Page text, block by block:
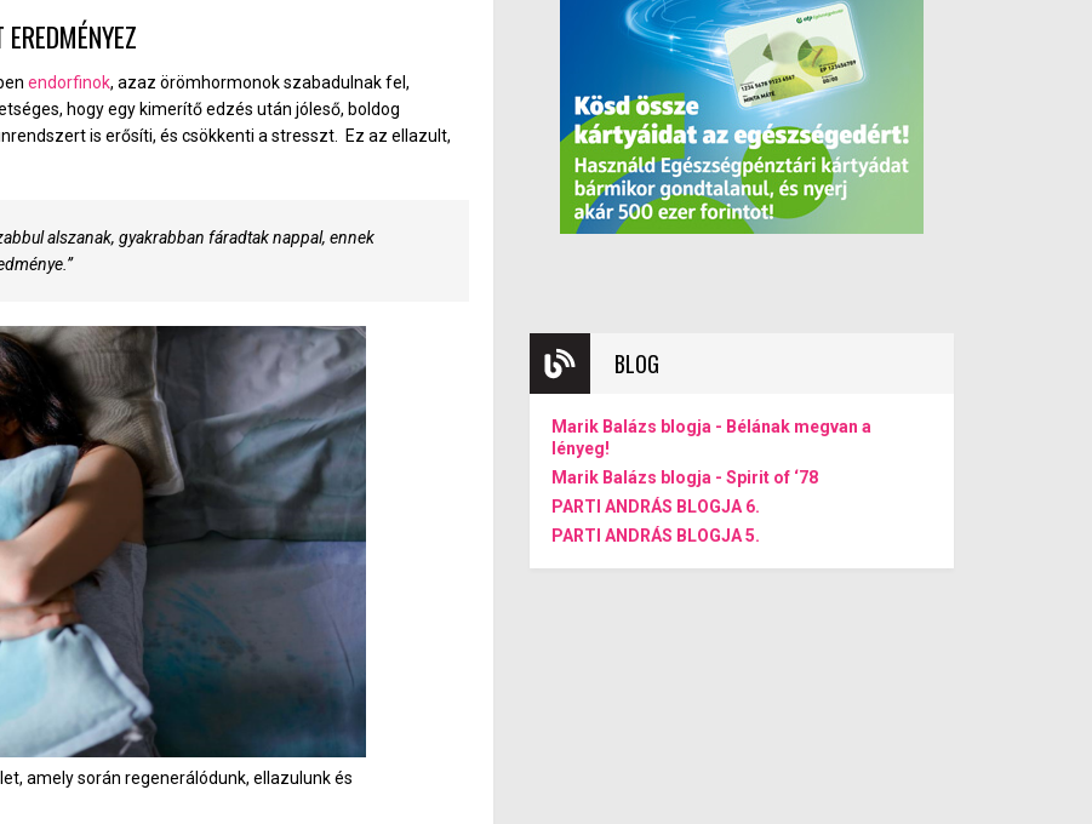
endorfinok, azaz örömhormonok szabadulnak fel,
hogy egy kimerítő edzés után jóleső, boldog
is erősíti, és csökkenti a stresszt. Ez az ellazult,
alszanak, gyakrabban fáradtak nappal, ennek
amely során regenerálódunk, ellazulunk és
BLOG
Marik Balázs blogja - Bélának megvan a
lényeg!
Marik Balázs blogja - Spirit of ‘78
PARTI ANDRÁS BLOGJA 6.
PARTI ANDRÁS BLOGJA 5.